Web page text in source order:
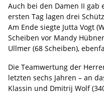
Auch bei den Damen II gab
ersten Tag lagen drei
Am Ende siegte Jutta Vogt
Scheiben vor Mandy
Ullmer (68 Scheiben),
Die Teamwertung der
letzten sechs Jahren – an
Klassin und Dmitrij Wolf